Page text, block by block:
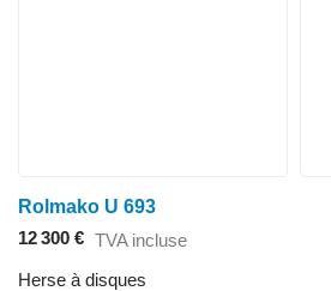
Rolmako U 693
12 300 € TVA incluse
Herse à disques